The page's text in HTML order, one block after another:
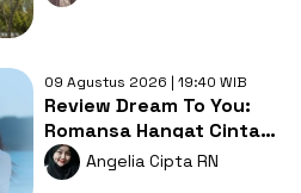
09 Agustus 2026 | 19:40 WIB
Review Dream To You:
Romansa Hangat Cinta
Pertama, Luka dan
Impian
Angelia Cipta RN